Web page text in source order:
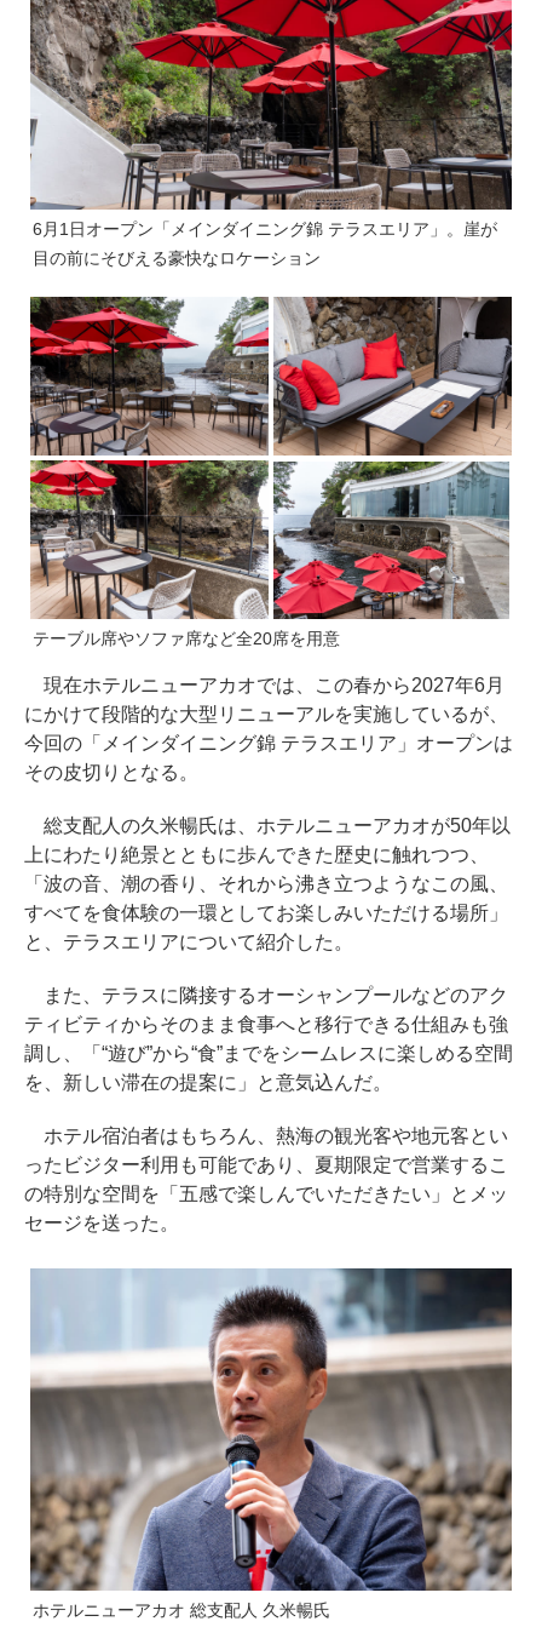
6月1日オープン「メインダイニング錦 テラスエリア」。崖が
目の前にそびえる豪快なロケーション
テーブル席やソファ席など全20席を用意
現在ホテルニューアカオでは、この春から2027年6月
にかけて段階的な大型リニューアルを実施しているが、
今回の「メインダイニング錦 テラスエリア」オープンは
その皮切りとなる。
総支配人の久米暢氏は、ホテルニューアカオが50年以
上にわたり絶景とともに歩んできた歴史に触れつつ、
「波の音、潮の香り、それから沸き立つようなこの風、
すべてを食体験の一環としてお楽しみいただける場所」
と、テラスエリアについて紹介した。
また、テラスに隣接するオーシャンプールなどのアク
ティビティからそのまま食事へと移行できる仕組みも強
調し、「“遊び”から“食”までをシームレスに楽しめる空間
を、新しい滞在の提案に」と意気込んだ。
ホテル宿泊者はもちろん、熱海の観光客や地元客とい
ったビジター利用も可能であり、夏期限定で営業するこ
の特別な空間を「五感で楽しんでいただきたい」とメッ
セージを送った。
ホテルニューアカオ 総支配人 久米暢氏